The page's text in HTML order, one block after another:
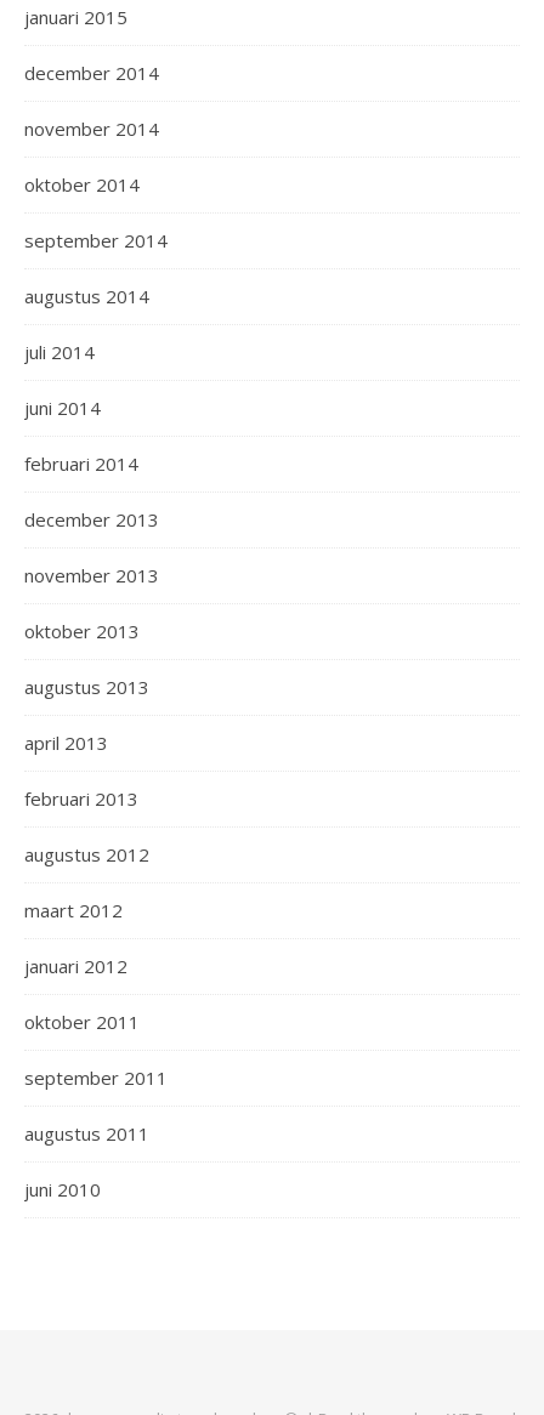
januari 2015
december 2014
november 2014
oktober 2014
september 2014
augustus 2014
juli 2014
juni 2014
februari 2014
december 2013
november 2013
oktober 2013
augustus 2013
april 2013
februari 2013
augustus 2012
maart 2012
januari 2012
oktober 2011
september 2011
augustus 2011
juni 2010